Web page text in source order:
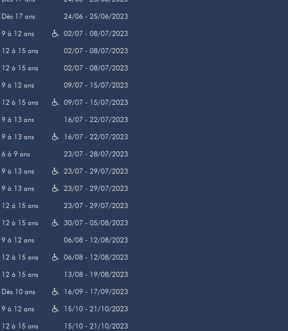
Dès 17 ans
24/06 - 25/06/2023
9 à 12 ans
02/07 - 08/07/2023
12 à 15 ans
02/07 - 08/07/2023
12 à 15 ans
02/07 - 08/07/2023
9 à 12 ans
09/07 - 15/07/2023
12 à 15 ans
09/07 - 15/07/2023
9 à 13 ans
16/07 - 22/07/2023
9 à 13 ans
16/07 - 22/07/2023
6 à 9 ans
23/07 - 28/07/2023
9 à 13 ans
23/07 - 29/07/2023
9 à 13 ans
23/07 - 29/07/2023
12 à 15 ans
23/07 - 29/07/2023
12 à 15 ans
30/07 - 05/08/2023
9 à 12 ans
06/08 - 12/08/2023
12 à 15 ans
06/08 - 12/08/2023
12 à 15 ans
13/08 - 19/08/2023
Dès 10 ans
16/09 - 17/09/2023
9 à 12 ans
15/10 - 21/10/2023
12 à 15 ans
15/10 - 21/10/2023